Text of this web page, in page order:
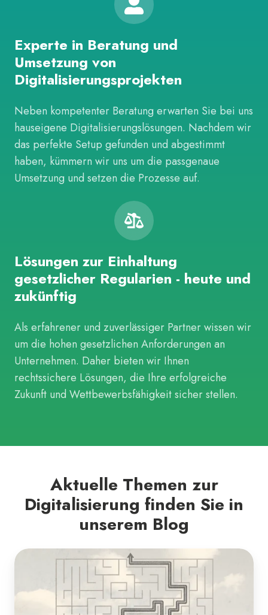
Experte in Beratung und
Umsetzung von
Digitalisierungsprojekten
Neben kompetenter Beratung erwarten Sie bei uns
hauseigene Digitalisierungslösungen. Nachdem wir
das perfekte Setup gefunden und abgestimmt
haben, kümmern wir uns um die passgenaue
Umsetzung und setzen die Prozesse auf.
Lösungen zur Einhaltung
gesetzlicher Regularien - heute und
zukünftig
Als erfahrener und zuverlässiger Partner wissen wir
um die hohen gesetzlichen Anforderungen an
Unternehmen. Daher bieten wir Ihnen
rechtssichere Lösungen, die Ihre erfolgreiche
Zukunft und Wettbewerbsfähigkeit sicher stellen.
Aktuelle Themen zur
Digitalisierung finden Sie in
unserem Blog
Hausverwaltung
unter